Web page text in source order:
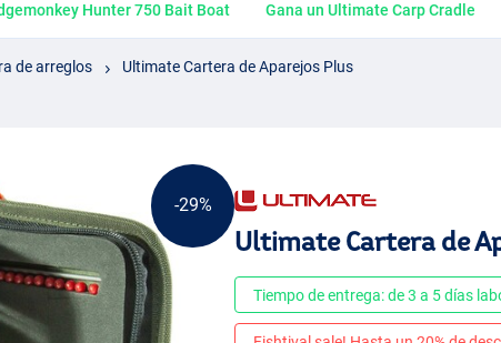
Hunter 750 Bait Boat Gana un Ultimate Carp Cradle
de arreglos
Ultimate Cartera de Aparejos Plus
-29%
Ultimate Cartera de
Tiempo de entrega: de 3 a 5 días